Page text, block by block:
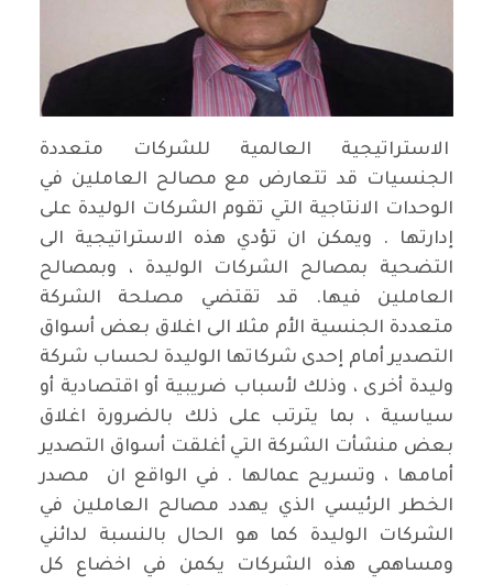
الاستراتيجية العالمية للشركات متعددة
الجنسيات قد تتعارض مع مصالح العاملين في
الوحدات الانتاجية التي تقوم الشركات الوليدة على
إدارتها . ويمكن ان تؤدي هذه الاستراتيجية الى
التضحية بمصالح الشركات الوليدة ، وبمصالح
العاملين فيها. قد تقتضي مصلحة الشركة
متعددة الجنسية الأم مثلا الى اغلاق بعض أسواق
التصدير أمام إحدى شركاتها الوليدة لحساب شركة
وليدة أخرى ، وذلك لأسباب ضريبية أو اقتصادية أو
سياسية ، بما يترتب على ذلك بالضرورة اغلاق
بعض منشأت الشركة التي أغلقت أسواق التصدير
أمامها ، وتسريح عمالها . في الواقع ان مصدر
الخطر الرئيسي الذي يهدد مصالح العاملين في
الشركات الوليدة كما هو الحال بالنسبة لدائني
ومساهمي هذه الشركات يكمن في اخضاع كل